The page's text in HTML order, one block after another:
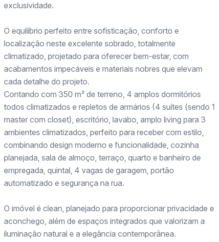
exclusividade.
O equilíbrio perfeito entre sofisticação, conforto e
localização neste excelente sobrado, totalmente
climatizado, projetado para oferecer bem-estar, com
acabamentos impecáveis e materiais nobres que elevam
cada detalhe do projeto.
Contando com 350 m² de terreno, 4 amplos dormitórios
todos climatizados e repletos de armários (4 suítes (sendo 1
master com closet), escritório, lavabo, amplo living para 3
ambientes climatizados, perfeito para receber com estilo,
combinando design moderno e funcionalidade, cozinha
planejada, sala de almoço, terraço, quarto e banheiro de
empregada, quintal, 4 vagas de garagem, portão
automatizado e segurança na rua.
O imóvel é clean, planejado para proporcionar privacidade e
aconchego, além de espaços integrados que valorizam a
iluminação natural e a elegância contemporânea.